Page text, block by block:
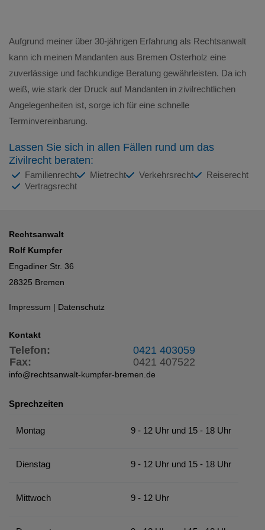
Aufgrund meiner über 30-jährigen Erfahrung als Rechtsanwalt
kann ich meinen Mandanten aus Bremen Osterholz eine
zuverlässige und fachkundige Beratung gewährleisten. Da ich
weiß, wie stark der Druck auf Mandanten in zivilrechtlichen
Angelegenheiten ist, sorge ich für eine schnelle
Terminvereinbarung.
Lassen Sie sich in allen Fällen rund um das
Zivilrecht beraten:
Familienrecht Mietrecht Verkehrsrecht
Reiserecht
Vertragsrecht
Rechtsanwalt
Rolf Kumpfer
Engadiner Str. 36
28325 Bremen
Impressum | Datenschutz
Kontakt
Telefon:
0421 403059
Fax:
0421 407522
info@rechtsanwalt-kumpfer-bremen.de
Sprechzeiten
Montag 9 - 12 Uhr und 15 - 18 Uhr
Dienstag 9 - 12 Uhr und 15 - 18 Uhr
Mittwoch 9 - 12 Uhr